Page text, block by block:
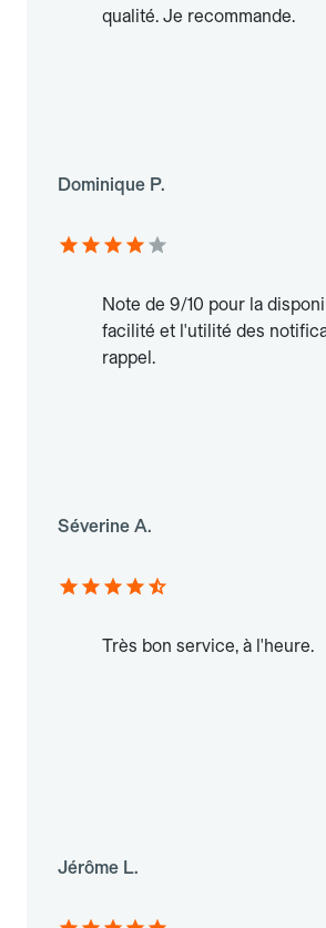
qualité. Je recommande.
Dominique P.
Note de 9/10 pour la
facilité et l'utilité des
rappel.
Séverine A.
Très bon service, à l'heure.
Jérôme L.